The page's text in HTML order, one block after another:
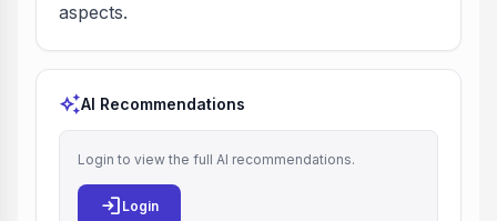
aspects.
auto_awesomeAI Recommendations
Login to view the full AI recommendations.
login Login